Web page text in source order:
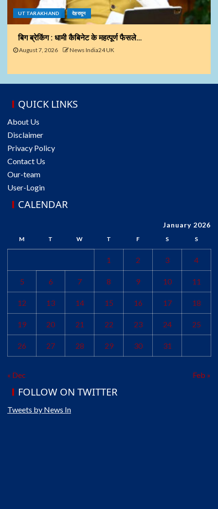
UTTARAKHAND देहरादून
बिग ब्रेकिंग : धामी कैबिनेट के महत्पूर्ण फैसले…
August 7, 2026 News India24 UK
QUICK LINKS
About Us
Disclaimer
Privacy Policy
Contact Us
Our-team
User-Login
CALENDAR
January 2026
M T W T F S S
1 2 3 4
5 6 7 8 9 10 11
12 13 14 15 16 17 18
19 20 21 22 23 24 25
26 27 28 29 30 31
« Dec Feb »
FOLLOW ON TWITTER
Tweets by News In